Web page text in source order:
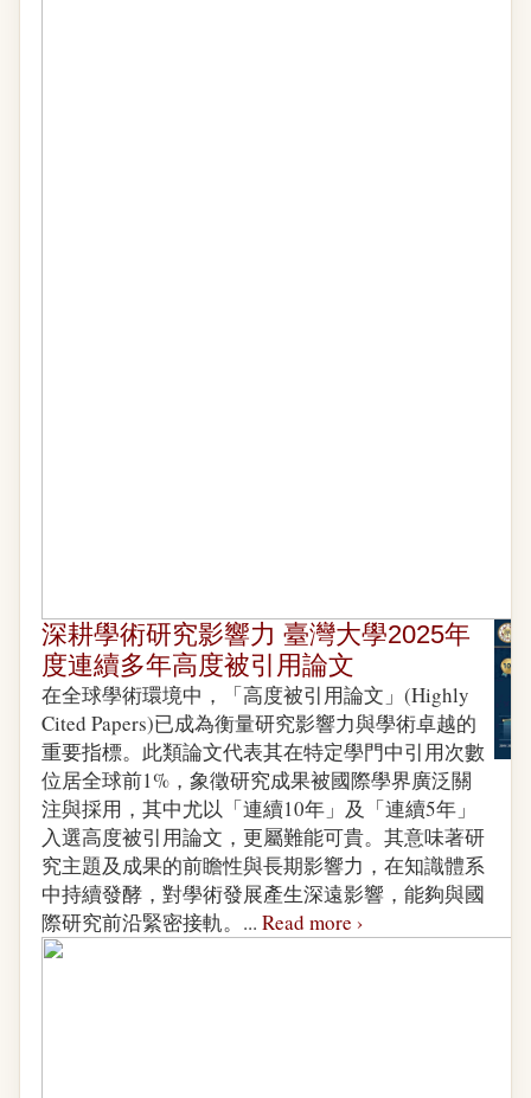
深耕學術研究影響力 臺灣大學2025年
度連續多年高度被引用論文
在全球學術環境中，「高度被引用論文」(Highly
Cited Papers)已成為衡量研究影響力與學術卓越的
重要指標。此類論文代表其在特定學門中引用次數
位居全球前1%，象徵研究成果被國際學界廣泛關
注與採用，其中尤以「連續10年」及「連續5年」
入選高度被引用論文，更屬難能可貴。其意味著研
究主題及成果的前瞻性與長期影響力，在知識體系
中持續發酵，對學術發展產生深遠影響，能夠與國
際研究前沿緊密接軌。... Read more ›